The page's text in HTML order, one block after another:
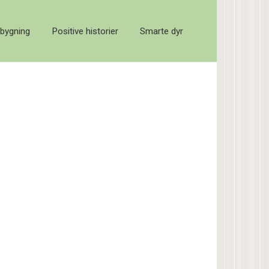
Positive historier Smarte dyr